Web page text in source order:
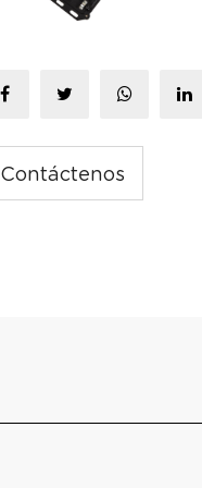
Contáctenos